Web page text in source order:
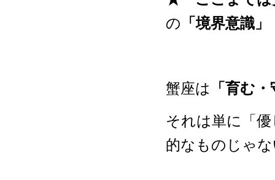
の 「境界意識」
蟹座は
「育む
それは単に「
的なものじゃ